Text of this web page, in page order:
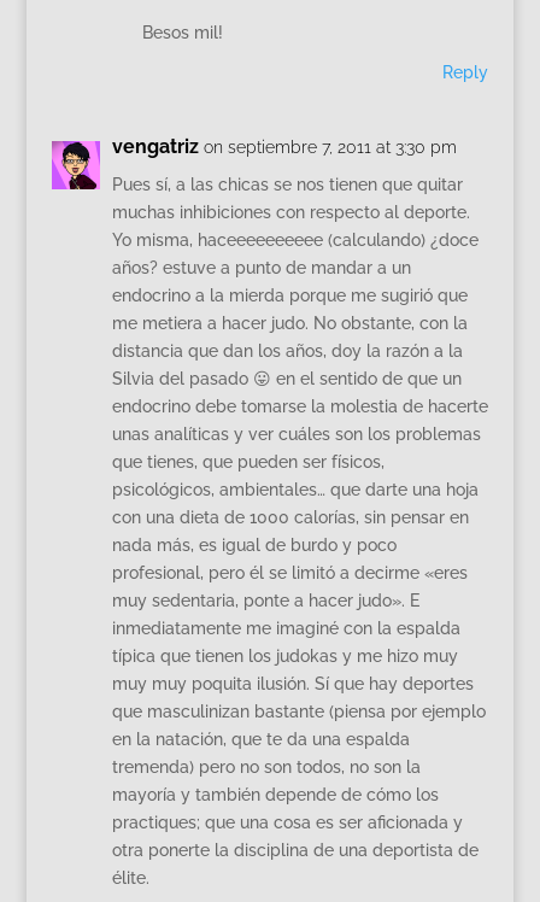
Besos mil!
Reply
vengatriz on septiembre 7, 2011 at 3:30 pm
Pues sí, a las chicas se nos tienen que quitar
muchas inhibiciones con respecto al deporte.
Yo misma, haceeeeeeeeee (calculando) ¿doce
años? estuve a punto de mandar a un
endocrino a la mierda porque me sugirió que
me metiera a hacer judo. No obstante, con la
distancia que dan los años, doy la razón a la
Silvia del pasado 😛 en el sentido de que un
endocrino debe tomarse la molestia de hacerte
unas analíticas y ver cuáles son los problemas
que tienes, que pueden ser físicos,
psicológicos, ambientales… que darte una hoja
con una dieta de 1000 calorías, sin pensar en
nada más, es igual de burdo y poco
profesional, pero él se limitó a decirme «eres
muy sedentaria, ponte a hacer judo». E
inmediatamente me imaginé con la espalda
típica que tienen los judokas y me hizo muy
muy muy poquita ilusión. Sí que hay deportes
que masculinizan bastante (piensa por ejemplo
en la natación, que te da una espalda
tremenda) pero no son todos, no son la
mayoría y también depende de cómo los
practiques; que una cosa es ser aficionada y
otra ponerte la disciplina de una deportista de
élite.